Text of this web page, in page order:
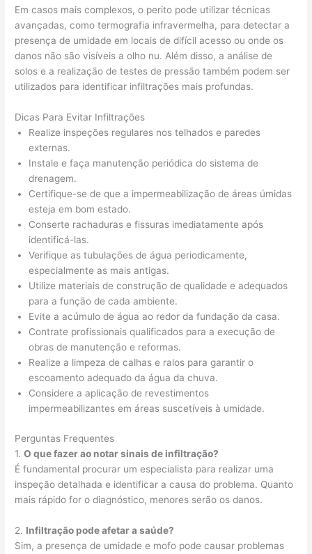
Em casos mais complexos, o perito pode utilizar técnicas
avançadas, como termografia infravermelha, para detectar a
presença de umidade em locais de difícil acesso ou onde os
danos não são visíveis a olho nu. Além disso, a análise de
solos e a realização de testes de pressão também podem ser
utilizados para identificar infiltrações mais profundas.
Dicas Para Evitar Infiltrações
Realize inspeções regulares nos telhados e paredes
externas.
Instale e faça manutenção periódica do sistema de
drenagem.
Certifique-se de que a impermeabilização de áreas úmidas
esteja em bom estado.
Conserte rachaduras e fissuras imediatamente após
identificá-las.
Verifique as tubulações de água periodicamente,
especialmente as mais antigas.
Utilize materiais de construção de qualidade e adequados
para a função de cada ambiente.
Evite a acúmulo de água ao redor da fundação da casa.
Contrate profissionais qualificados para a execução de
obras de manutenção e reformas.
Realize a limpeza de calhas e ralos para garantir o
escoamento adequado da água da chuva.
Considere a aplicação de revestimentos
impermeabilizantes em áreas suscetíveis à umidade.
Perguntas Frequentes
1.O que fazer ao notar sinais de infiltração?
É fundamental procurar um especialista para realizar uma
inspeção detalhada e identificar a causa do problema. Quanto
mais rápido for o diagnóstico, menores serão os danos.
2. Infiltração pode afetar a saúde?
Sim, a presença de umidade e mofo pode causar problemas